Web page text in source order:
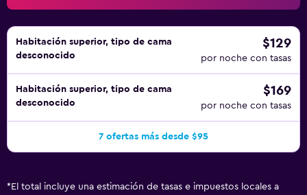
Habitación superior, tipo de cama
desconocido
$129
por noche con tasas
Habitación superior, tipo de cama
desconocido
$169
por noche con tasas
7 ofertas más desde $95
* El total incluye una estimación de tasas e impuestos locales a